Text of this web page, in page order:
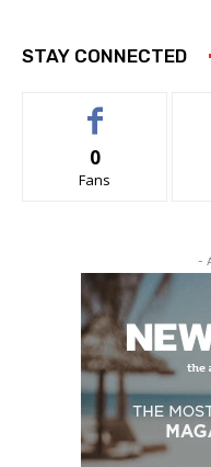
STAY CONNECTED
0
Fans
-